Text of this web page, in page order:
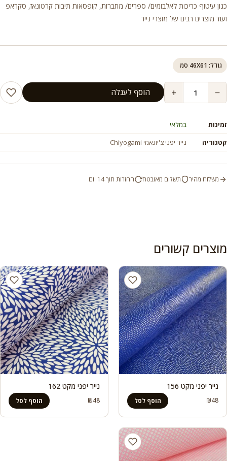
כגון עיטוף כריכות לאלבומים/ ספרים/ מחברות, קופסאות תיבות קרטונאז, סקראפ
ועוד מוצרים רבים של מוצרי נייר
גודל: 46X61 סמ
−
+ הוסף לעגלה
זמינות
במלאי
קטגוריה
נייר יפני צ'יוגאמי Chiyogami
משלוח מהיר תשלום מאובטח החזרות תוך 14 יום
מוצרים קשורים
נייר יפני מקט 156
₪48 הוסף לסל
נייר יפני מקט 162
₪48 הוסף לסל